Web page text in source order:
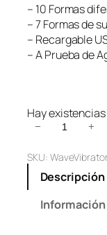
– 10 Formas
– 7 Formas de
– Recargable
– A Prueba de
Hay existencias
b
a
− +
SKU:
Descripción